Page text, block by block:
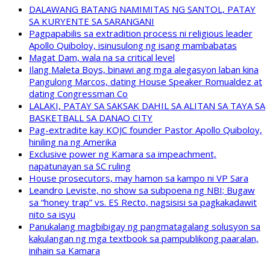
DALAWANG BATANG NAMIMITAS NG SANTOL, PATAY
SA KURYENTE SA SARANGANI
Pagpapabilis sa extradition process ni religious leader
Apollo Quiboloy, isinusulong ng isang mambabatas
Magat Dam, wala na sa critical level
Ilang Maleta Boys, binawi ang mga alegasyon laban kina
Pangulong Marcos, dating House Speaker Romualdez at
dating Congressman Co
LALAKI, PATAY SA SAKSAK DAHIL SA ALITAN SA TAYA SA
BASKETBALL SA DANAO CITY
Pag-extradite kay KOJC founder Pastor Apollo Quiboloy,
hiniling na ng Amerika
Exclusive power ng Kamara sa impeachment,
napatunayan sa SC ruling
House prosecutors, may hamon sa kampo ni VP Sara
Leandro Leviste, no show sa subpoena ng NBI; Bugaw
sa “honey trap” vs. ES Recto, nagsisisi sa pagkakadawit
nito sa isyu
Panukalang magbibigay ng pangmatagalang solusyon sa
kakulangan ng mga textbook sa pampublikong paaralan,
inihain sa Kamara